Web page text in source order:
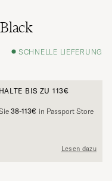
SCHNELLE LIEFERUNG
BIS ZU 113€
38-113€ in Passport Store
Lesen dazu